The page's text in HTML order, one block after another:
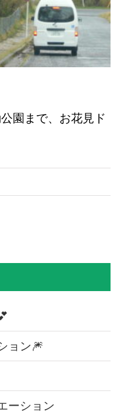
園まで、お花見ド
ョン🎆
ーション